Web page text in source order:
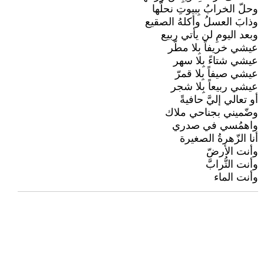
وحلّ الخرابُ بِبيوتِ نحلّها
وذابَ العسلُ وأكلهُ الصقيع
وبعد اليومِ لن يأتي ربيع
عيشي خريفاً بِلا مطّر
عيشي شتاءً بِلا سهر
عيشي صيفاً بِلا قمرّ
عيشي ربيعاً بِلا شجر
أو تعالي إليَّ حافيةً
وضّميني بجناحي ملاك
واهمُسي في صدري
أنا الزّهرةُ الصغيرة
وأنت الأرضّ
وأنت التُّرابَّ
وأنت الماء